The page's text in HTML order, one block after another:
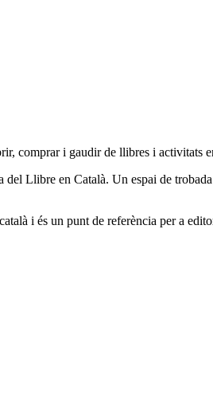
comprar i gaudir de llibres i activitats
Llibre en Català. Un espai de
i és un punt de referència per a